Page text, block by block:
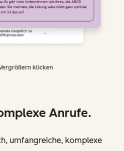
klicken
Anrufe.
umfangreiche, komplexe